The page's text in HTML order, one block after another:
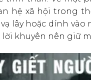
hệ xã hội trong
lây hoặc dính
lời khuyên nên giữ